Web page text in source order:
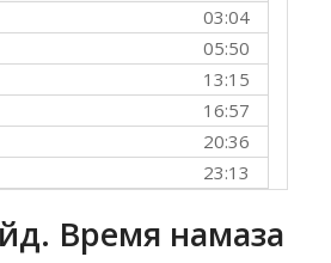
03:04
05:50
13:15
16:57
20:36
23:13
Время намаза